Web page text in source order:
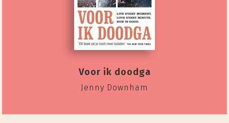
Voor ik doodga
Jenny Downham